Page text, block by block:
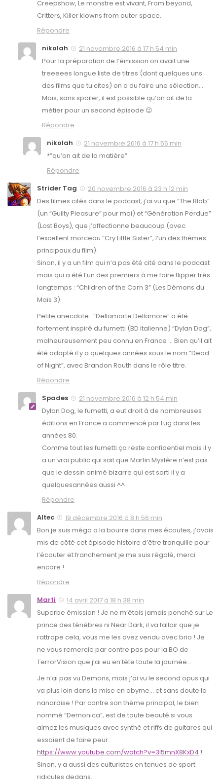
Creepshow, Le monstre est vivant, From beyond,
Critters, Killer klowns from outer space.
Répondre
nikolah
21 novembre 2016 à 17 h 54 min
Pour la préparation de l’émission on avait une
treeeees longue liste de titres (dont quelques uns
des films que tu cites) on a du faire une sélection…
Mais, sans spoiler, il est possible qu’on ait de la
métier pour un second épisode 😉
Répondre
nikolah
21 novembre 2016 à 17 h 55 min
*”qu’on ait de la matière”
Répondre
Strider Tag
20 novembre 2016 à 23 h 12 min
Des filmes cités dans le podcast, j’ai vu que “The Blob”
(un “Guilty Pleasure” pour moi) et “Génération Perdue”
(Lost Boys), que j’affectionne beaucoup (avec
l’excellent morceau “Cry Little Sister”, l’un des thèmes
principaux du film).
Sinon, il y a un film qui n’a pas été cité dans le podcast
mais qui a été l’un des premiers à me faire flipper très
longtemps : “Children of the Corn 3” (Les Démons du
Maïs 3).
Petite anecdote : “Dellamorte Dellamore” a été
fortement inspiré du fumetti (BD italienne) “Dylan Dog”,
malheureusement peu connu en France … Bien qu’il ait
été adapté il y a quelques années sous le nom “Dead
of Night”, avec Brandon Routh dans le rôle titre.
Répondre
Spades
21 novembre 2016 à 12 h 54 min
Dylan Dog, le fumetti, a eut droit à de nombreuses
éditions en France a commencé par Lug dans les
années 80.
Comme tout les fumetti ça reste confidentiel mais il y
a un vrai public qui sait que Martin Mystère n’est pas
que le dessin animé bizarre qui est sorti il y a
quelquesannées aussi ^^
Répondre
Altec
19 décembre 2016 à 8 h 56 min
Bon je suis méga a la bourre dans mes écoutes, j’avais
mis de côté cet épisode histoire d’être tranquille pour
l’écouter et franchement je me suis régalé, merci
encore !
Répondre
Marti
14 avril 2017 à 18 h 38 min
Superbe émission ! Je ne m’étais jamais penché sur Le
prince des ténèbres ni Near Dark, il va falloir que je
rattrape cela, vous me les avez vendu avec brio ! Je
ne vous remercie par contre pas pour la BO de
TerrorVision que j’ai eu en tête toute la journée…
Je n’ai pas vu Demons, mais j’ai vu le second opus qui
va plus loin dans la mise en abyme… et sans doute la
nanardise ! Par contre son thème principal, le bien
nommé “Demonica”, est de toute beauté si vous
aimez les musiques avec synthé et riffs de guitares qui
essaient de faire peur :
https://www.youtube.com/watch?v=3I5mnX8KxD4 !
Sinon, y a aussi des culturistes en tenues de sport
ridicules dedans.